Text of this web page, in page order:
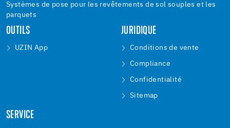
Systèmes de pose pour les revêtements de sol souples et les
parquets
OUTILS
UZIN App
JURIDIQUE
Conditions de vente
Compliance
Confidentialité
Sitemap
SERVICE